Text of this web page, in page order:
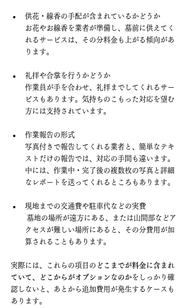
供花・線香の手配が含まれているかどうか
お花やお線香を業者が準備し、墓前に供えてく
れるサービスは、その分料金も上がる傾向があ
ります。
礼拝や合掌を行うかどうか
作業員が手を合わせ、礼拝までしてくれるサー
ビスもあります。気持ちのこもった対応を望む
方には支持されています。
作業報告の形式
写真付きで報告してくれる業者と、簡単なテキ
ストだけの報告では、対応の手間も違います。
中には、作業中・完了後の複数枚の写真と詳細
なレポートを送ってくれるところもあります。
現地までの交通費や駐車代などの実費
墓地の場所が遠方にある、または山間部などア
クセスが難しい場所にあると、その分費用が加
算されることもあります。
実際には、これらの項目の どこまでが料金に含まれ
ていて、どこからがオプションなのかをしっかり確
認しないと、あとから追加費用が発生するケースも
あります。